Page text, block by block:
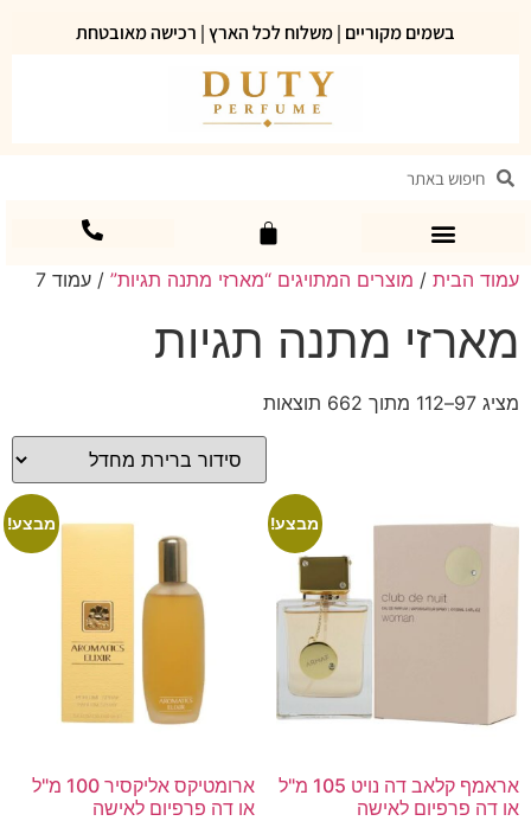
בשמים מקוריים | משלוח לכל הארץ | רכישה מאובטחת
עמוד הבית / מוצרים המתויגים “מארזי מתנה תגיות” / עמוד 7
מארזי מתנה תגיות
מציג 97–112 מתוך 662 תוצאות
מבצע!
אראמף קלאב דה נויט 105 מ"ל
או דה פרפיום לאישה
מבצע!
ארומטיקס אליקסיר 100 מ"ל
או דה פרפיום לאישה